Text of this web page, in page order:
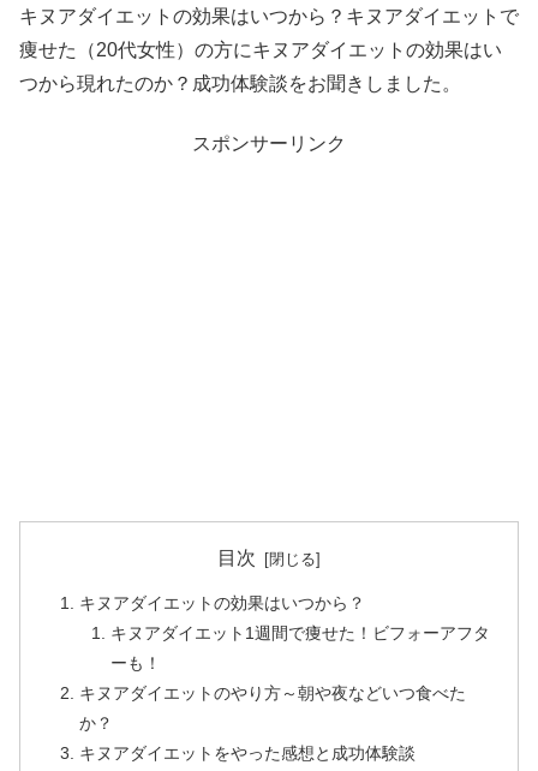
キヌアダイエットの効果はいつから？キヌアダイエットで
痩せた（20代女性）の方にキヌアダイエットの効果はい
つから現れたのか？成功体験談をお聞きしました。
スポンサーリンク
目次
キヌアダイエットの効果はいつから？
キヌアダイエット1週間で痩せた！ビフォーアフタ
ーも！
キヌアダイエットのやり方～朝や夜などいつ食べた
か？
キヌアダイエットをやった感想と成功体験談